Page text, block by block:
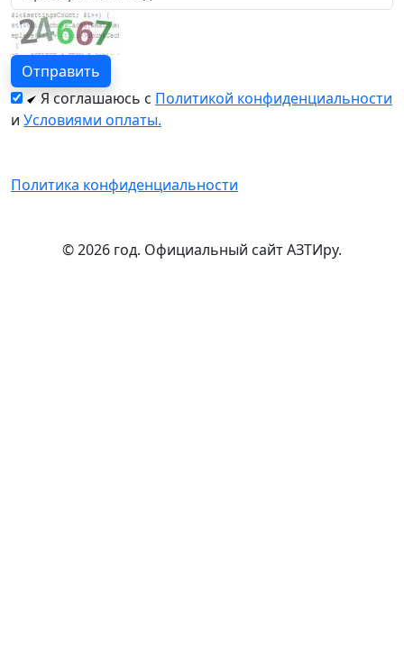
Я соглашаюсь с Политикой конфиденциальности
и Условиями оплаты.
Политика конфиденциальности
© 2026 год. Официальный сайт АЗТИру.